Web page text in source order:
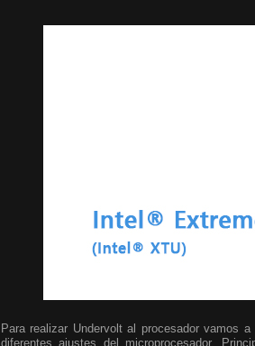
Para realizar Undervolt al procesador vamos
diferentes ajustes del microprocesador.